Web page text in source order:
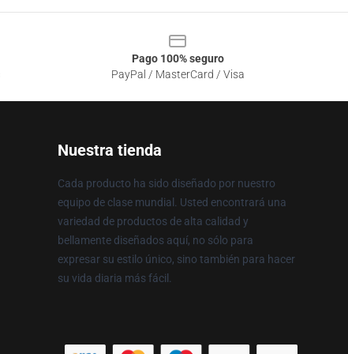
Pago 100% seguro
PayPal / MasterCard / Visa
Nuestra tienda
Cada producto ha sido diseñado por nuestro
equipo de clase mundial. Usted encontrará una
variedad de productos de alta calidad y
bellamente diseñados aquí, no sólo para
expresar su estilo único, sino también para hacer
su vida diaria más fácil.